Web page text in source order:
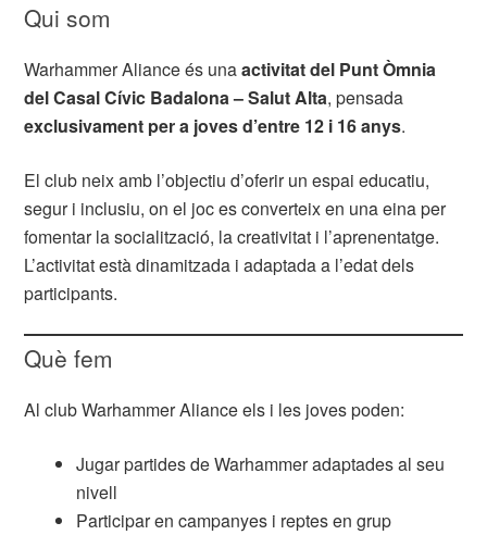
Qui som
Warhammer Aliance és unaactivitat del Punt Òmnia
del Casal Cívic Badalona – Salut Alta, pensada
exclusivament per a joves d’entre 12 i 16 anys.
El club neix amb l’objectiu d’oferir un espai educatiu,
segur i inclusiu, on el joc es converteix en una eina per
fomentar la socialització, la creativitat i l’aprenentatge.
L’activitat està dinamitzada i adaptada a l’edat dels
participants.
Què fem
Al club Warhammer Aliance els i les joves poden:
Jugar partides de Warhammer adaptades al seu
nivell
Participar en campanyes i reptes en grup